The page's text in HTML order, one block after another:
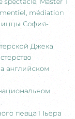
médiation
София-
Джека
английском
певца Пьера